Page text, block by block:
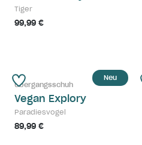
Tiger
99,99 €
Neu
Übergangsschuh
Vegan Explory
Paradiesvogel
89,99 €